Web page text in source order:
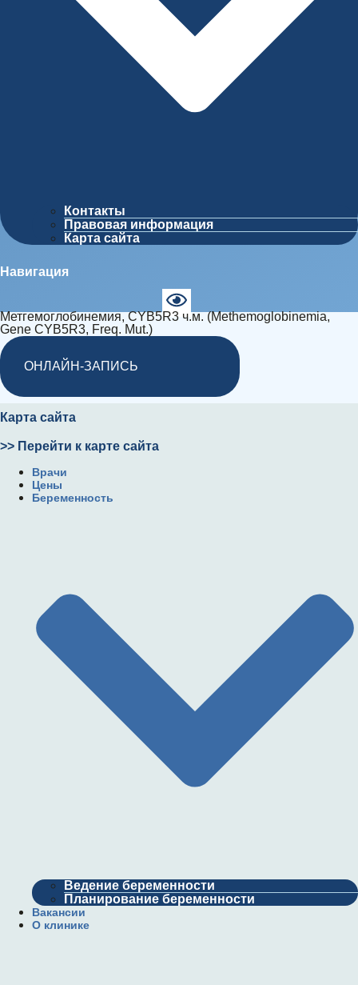
Контакты
Правовая информация
Карта сайта
Навигация
Метгемоглобинемия, CYB5R3 ч.м. (Methemoglobinemia,
Gene CYB5R3, Freq. Mut.)
ОНЛАЙН-ЗАПИСЬ
Карта сайта
>> Перейти к карте сайта
Врачи
Цены
Беременность
Ведение беременности
Планирование беременности
Вакансии
О клинике